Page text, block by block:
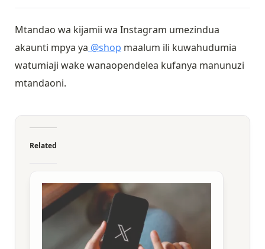
Mtandao wa kijamii wa Instagram umezindua
akaunti mpya ya @shop maalum ili kuwahudumia
watumiaji wake wanaopendelea kufanya manunuzi
mtandaoni.
Related